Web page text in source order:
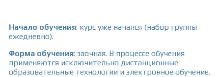
Начало обучения: курс уже начался (набор группы
ежедневно).
Форма обучения: заочная. В процессе обучения
применяются исключительно дистанционные
образовательные технологии и электронное обучение.